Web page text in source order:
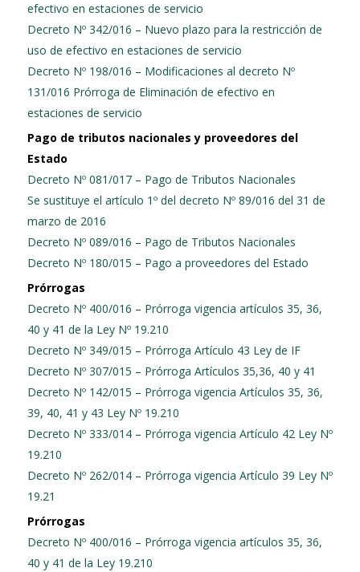
efectivo en estaciones de servicio
Decreto Nº 342/016 – Nuevo plazo para la restricción de
uso de efectivo en estaciones de servicio
Decreto Nº 198/016 – Modificaciones al decreto Nº
131/016 Prórroga de Eliminación de efectivo en
estaciones de servicio
Pago de tributos nacionales y proveedores del
Estado
Decreto Nº 081/017 – Pago de Tributos Nacionales
Se sustituye el artículo 1º del decreto Nº 89/016 del 31 de
marzo de 2016
Decreto Nº 089/016 – Pago de Tributos Nacionales
Decreto Nº 180/015 – Pago a proveedores del Estado
Prórrogas
Decreto Nº 400/016 – Prórroga vigencia artículos 35, 36,
40 y 41 de la Ley Nº 19.210
Decreto Nº 349/015 – Prórroga Artículo 43 Ley de IF
Decreto Nº 307/015 – Prórroga Artículos 35,36, 40 y 41
Decreto Nº 142/015 – Prórroga vigencia Artículos 35, 36,
39, 40, 41 y 43 Ley Nº 19.210
Decreto Nº 333/014 – Prórroga vigencia Artículo 42 Ley Nº
19.210
Decreto Nº 262/014 – Prórroga vigencia Artículo 39 Ley Nº
19.21
Prórrogas
Decreto Nº 400/016 – Prórroga vigencia artículos 35, 36,
40 y 41 de la Ley 19.210